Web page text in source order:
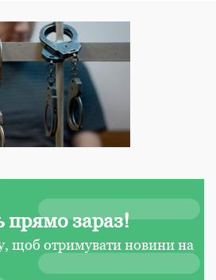
прямо зараз!
щоб отримувати новини на